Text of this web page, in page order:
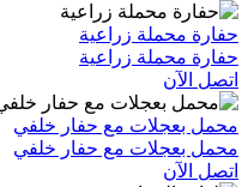
حفارة محملة زراعية
حفارة محملة زراعية
اتصل الآن
محمل بعجلات مع حفار خلفي
محمل بعجلات مع حفار خلفي
اتصل الآن